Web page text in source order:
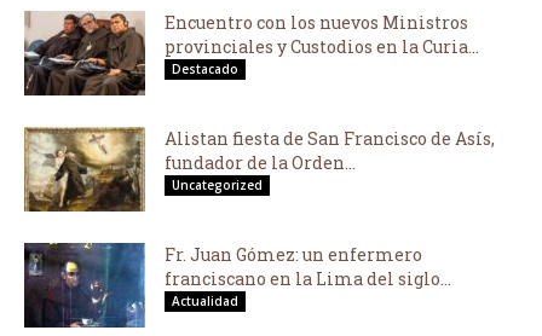
Encuentro con los nuevos Ministros
provinciales y Custodios en la Curia...
Destacado
Alistan fiesta de San Francisco de Asís,
fundador de la Orden...
Uncategorized
Fr. Juan Gómez: un enfermero
franciscano en la Lima del siglo...
Actualidad